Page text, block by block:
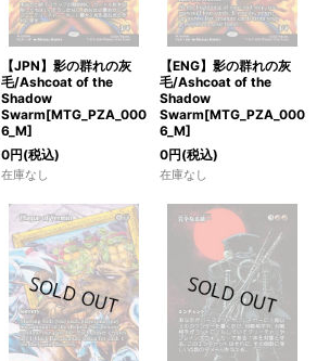
【JPN】影の群れの灰
毛/Ashcoat of the
Shadow
Swarm[MTG_PZA_000
6_M]
0円(税込)
在庫なし
【ENG】影の群れの灰
毛/Ashcoat of the
Shadow
Swarm[MTG_PZA_000
6_M]
0円(税込)
在庫なし